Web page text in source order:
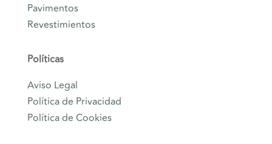
Pavimentos
Revestimientos
Políticas
Aviso Legal
Política de Privacidad
Política de Cookies